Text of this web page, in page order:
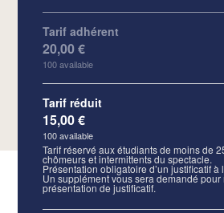
Tarif adhérent
20,00€
100available
Tarif réduit
Tarif réservé aux étudiants de moins de
chômeurs et intermittents du spectacle.
Présentation obligatoire d’un justificatif à
Un supplément vous sera demandé pour
présentation de justificatif.
15,00€
100available